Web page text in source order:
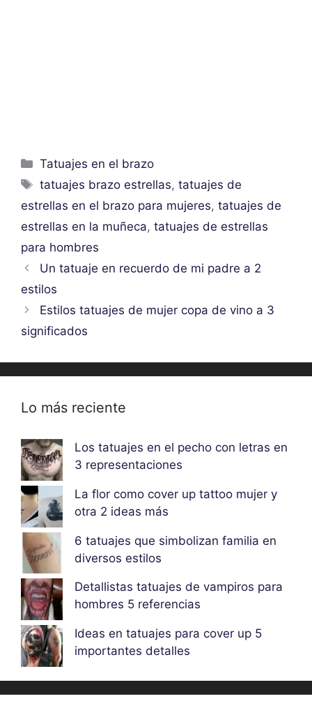
Categorías
Tatuajes en el brazo
Etiquetas
tatuajes brazo estrellas,tatuajes de
estrellas en el brazo para mujeres, tatuajes de
estrellas en la muñeca, tatuajes de estrellas
para hombres
Un tatuaje en recuerdo de mi padre a 2
estilos
Estilos tatuajes de mujer copa de vino a 3
significados
Lo más reciente
Los tatuajes en el pecho con letras en
3 representaciones
La flor como cover up tattoo mujer y
otra 2 ideas más
6 tatuajes que simbolizan familia en
diversos estilos
Detallistas tatuajes de vampiros para
hombres 5 referencias
Ideas en tatuajes para cover up 5
importantes detalles